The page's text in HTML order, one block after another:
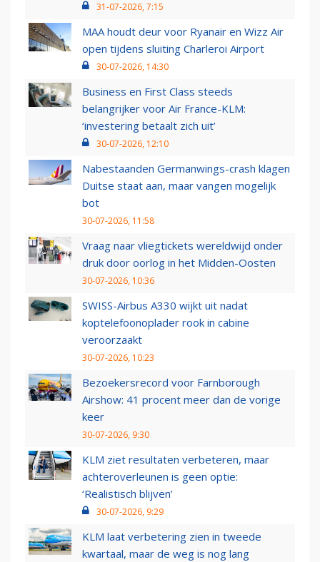
31-07-2026, 7:15
MAA houdt deur voor Ryanair en Wizz Air
open tijdens sluiting Charleroi Airport
30-07-2026, 14:30
Business en First Class steeds
belangrijker voor Air France-KLM:
‘investering betaalt zich uit’
30-07-2026, 12:10
Nabestaanden Germanwings-crash klagen
Duitse staat aan, maar vangen mogelijk
bot
30-07-2026, 11:58
Vraag naar vliegtickets wereldwijd onder
druk door oorlog in het Midden-Oosten
30-07-2026, 10:36
SWISS-Airbus A330 wijkt uit nadat
koptelefoonoplader rook in cabine
veroorzaakt
30-07-2026, 10:23
Bezoekersrecord voor Farnborough
Airshow: 41 procent meer dan de vorige
keer
30-07-2026, 9:30
KLM ziet resultaten verbeteren, maar
achteroverleunen is geen optie:
‘Realistisch blijven’
30-07-2026, 9:29
KLM laat verbetering zien in tweede
kwartaal, maar de weg is nog lang